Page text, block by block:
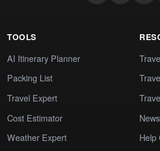
TOOLS
AI Itinerary Planner
Packing List
Travel Expert
Cost Estimator
Weather Expert
News
Help